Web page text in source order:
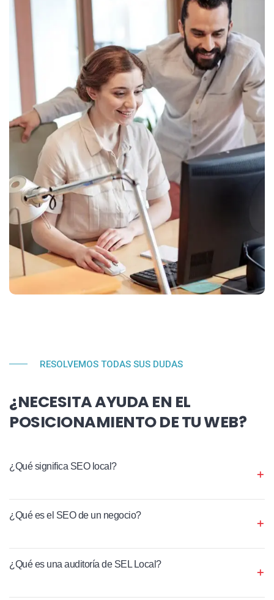
RESOLVEMOS TODAS SUS DUDAS
¿NECESITA AYUDA EN EL
POSICIONAMIENTO DE TU WEB?
¿Qué significa SEO local?
¿Qué es el SEO de un negocio?
¿Qué es una auditoría de SEL Local?